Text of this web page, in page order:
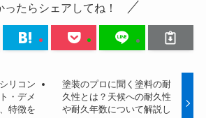
ったらシェアしてね！
リコン
・デメ
特徴を
塗装のプロに聞く塗料の耐
久性とは？天候への耐久性
や耐久年数について解説し